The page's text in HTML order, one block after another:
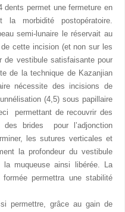
permet une fermeture en
morbidité postopératoire.
semi-lunaire le réservait au
cette incision (et non sur les
de vestibule satisfaisante pour
de la technique de Kazanjian
nécessite des incisions de
(4,5) sous papillaire
permettant de recouvrir des
des brides pour l’adjonction
les sutures verticales et
la profondeur du vestibule
muqueuse ainsi libérée. La
permettra une stabilité
permettre, grâce au gain de